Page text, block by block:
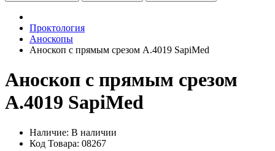
Проктология
Аноскопы
Аноскоп с прямым срезом А.4019 SapiMed
Аноскоп с прямым срезом
А.4019 SapiMed
Наличие: В наличии
Код Товара: 08267